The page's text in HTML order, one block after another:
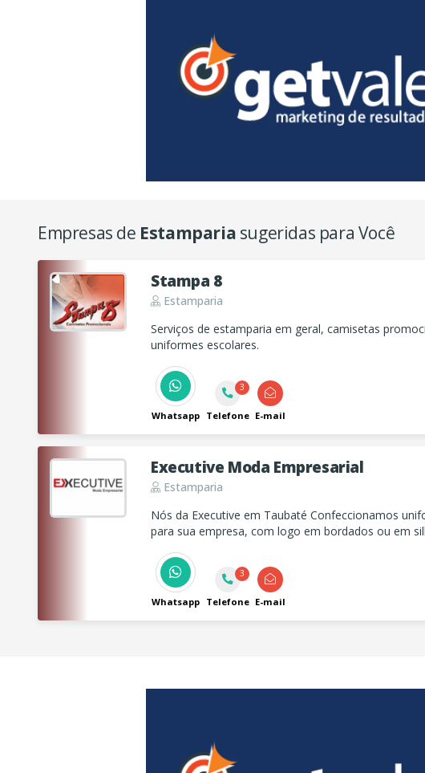
Empresas de Estamparia sugeridas para Você
Stampa 8
Estamparia
Serviços de estamparia em geral, camisetas
uniformes escolares.
Whatsapp
3
Telefone E-mail
Executive Moda Empresarial
Estamparia
Nós da Executive em Taubaté Confeccionamos
para sua empresa, com logo em bordados ou em
Whatsapp
3
Telefone E-mail